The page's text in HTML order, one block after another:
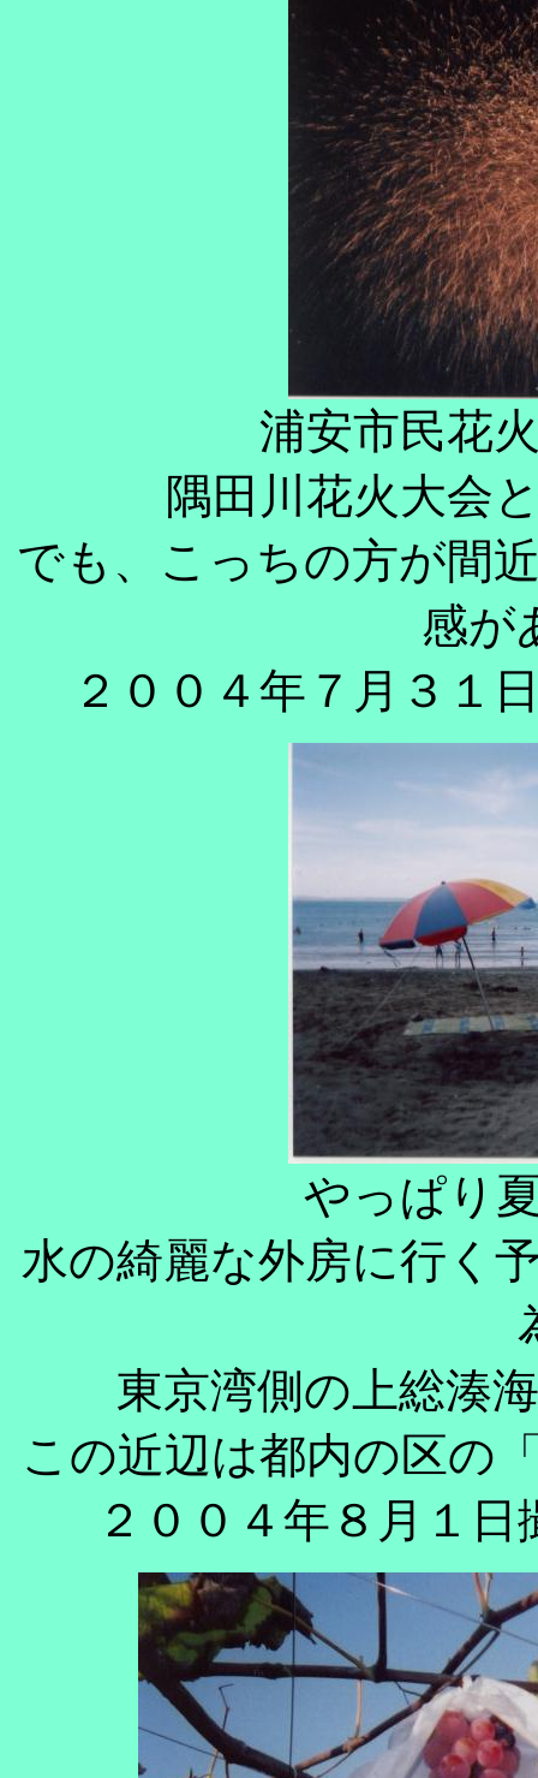
浦安市民花
隅田川花火大会
でも、こっちの方が間
感が
２００４年７月３１
やっぱり
水の綺麗な外房に行く
東京湾側の上総湊
この近辺は都内の区の
２００４年８月１